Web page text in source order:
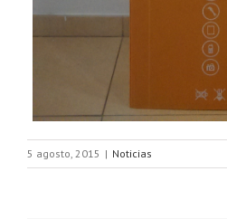
5 agosto, 2015 | Noticias